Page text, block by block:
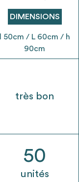
et son envoi ne
DIMENSIONS
l 50cm / L 60cm / h
90cm
très bon
50
unités